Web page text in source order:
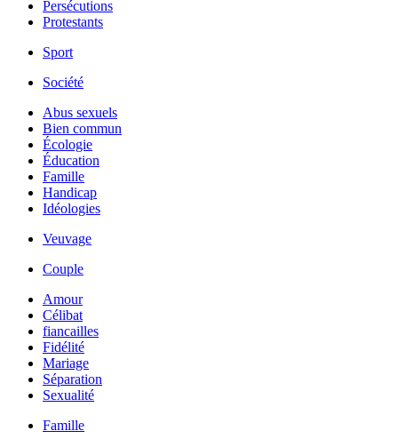
Persécutions
Protestants
Sport
Société
Abus sexuels
Bien commun
Écologie
Éducation
Famille
Handicap
Idéologies
Veuvage
Couple
Amour
Célibat
fiancailles
Fidélité
Mariage
Séparation
Sexualité
Famille